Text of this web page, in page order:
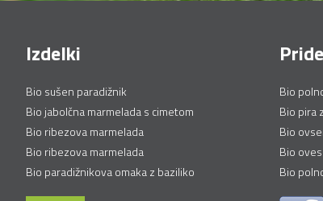
Izdelki
Bio sušen paradižnik
Bio jabolčna marmelada s cimetom
Bio ribezova marmelada
Bio ribezova marmelada
Bio paradižnikova omaka z baziliko
Bio
Bio pira
Bio
Bio
Bio